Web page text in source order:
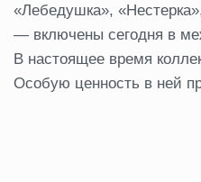
«Лебедушка»,
— включены сегодня в
В настоящее время
Особую ценность в ней